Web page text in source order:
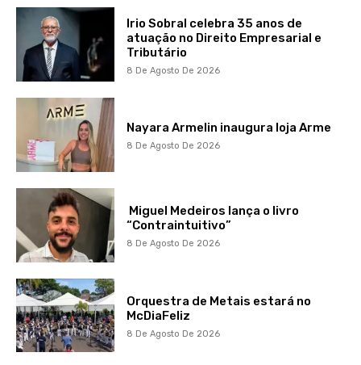
Irio Sobral celebra 35 anos de
atuação no Direito Empresarial e
Tributário
8 De Agosto De 2026
Nayara Armelin inaugura loja Arme
8 De Agosto De 2026
Miguel Medeiros lança o livro
“Contraintuitivo”
8 De Agosto De 2026
Orquestra de Metais estará no
McDiaFeliz
8 De Agosto De 2026